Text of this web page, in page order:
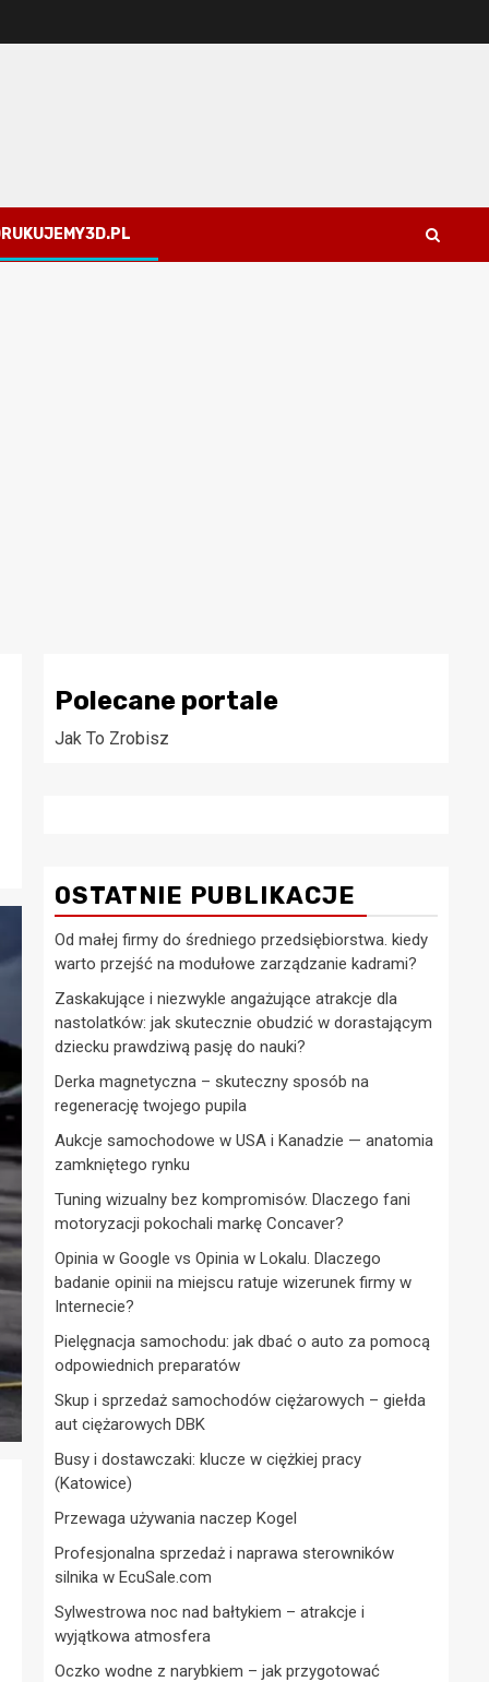
Polecane portale
Jak To Zrobisz
OSTATNIE PUBLIKACJE
Od małej firmy do średniego przedsiębiorstwa. kiedy
warto przejść na modułowe zarządzanie kadrami?
Zaskakujące i niezwykle angażujące atrakcje dla
nastolatków: jak skutecznie obudzić w dorastającym
dziecku prawdziwą pasję do nauki?
Derka magnetyczna – skuteczny sposób na
regenerację twojego pupila
Aukcje samochodowe w USA i Kanadzie — anatomia
zamkniętego rynku
Tuning wizualny bez kompromisów. Dlaczego fani
motoryzacji pokochali markę Concaver?
Opinia w Google vs Opinia w Lokalu. Dlaczego
badanie opinii na miejscu ratuje wizerunek firmy w
Internecie?
Pielęgnacja samochodu: jak dbać o auto za pomocą
odpowiednich preparatów
Skup i sprzedaż samochodów ciężarowych – giełda
aut ciężarowych DBK
Busy i dostawczaki: klucze w ciężkiej pracy
(Katowice)
Przewaga używania naczep Kogel
Profesjonalna sprzedaż i naprawa sterowników
silnika w EcuSale.com
Sylwestrowa noc nad bałtykiem – atrakcje i
wyjątkowa atmosfera
Oczko wodne z narybkiem – jak przygotować